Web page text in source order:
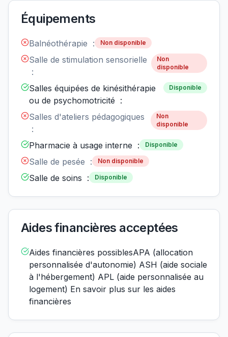
Équipements
Balnéothérapie : Non disponible
Salle de stimulation sensorielle
:
Non
disponible
Salles équipées de kinésithérapie
ou de psychomotricité :
Disponible
Salles d'ateliers pédagogiques
:
Non
disponible
Pharmacie à usage interne : Disponible
Salle de pesée : Non disponible
Salle de soins : Disponible
Aides financières acceptées
Aides financières possiblesAPA (allocation
personnalisée d'autonomie) ASH (aide sociale
à l'hébergement) APL (aide personnalisée au
logement) En savoir plus sur les aides
financières